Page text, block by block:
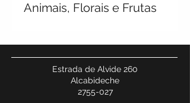
Animais, Florais e Frutas
Estrada de Alvide 260
Alcabideche
2755-027